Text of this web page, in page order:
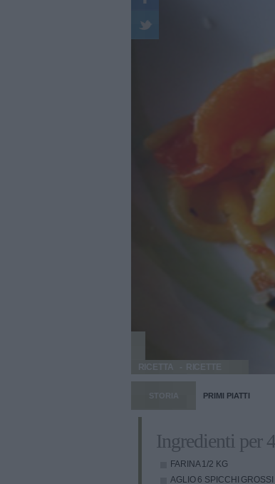
RICETTA
STORIA PRIMI PIATTI
Ingredienti per
FARINA 1/2 KG
AGLIO 6 SPICCHI GROSSI